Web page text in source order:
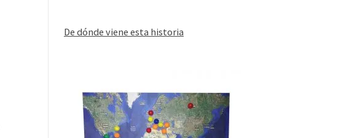
De dónde viene esta historia